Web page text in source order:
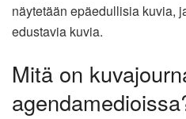
näytetään epäedullisia kuvia,
edustavia kuvia.
Mitä on